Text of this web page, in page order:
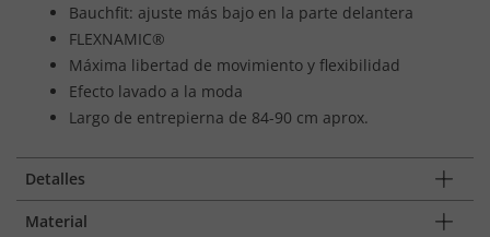
Bauchfit: ajuste más bajo en la parte delantera
FLEXNAMIC®
Máxima libertad de movimiento y flexibilidad
Efecto lavado a la moda
Largo de entrepierna de 84-90 cm aprox.
Detalles
Material